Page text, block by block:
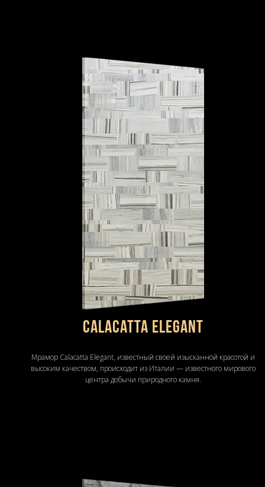
Calacatta Elegant
Мрамор Calacatta Elegant, известный своей изысканной красотой и
высоким качеством, происходит из Италии — известного мирового
центра добычи природного камня.